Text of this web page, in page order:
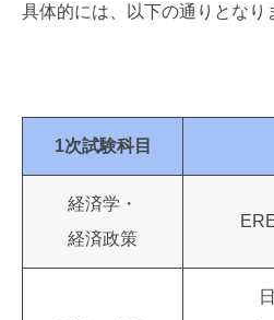
具体的には、以下の通りとなり
1次試験科目
経済学・
経済政策